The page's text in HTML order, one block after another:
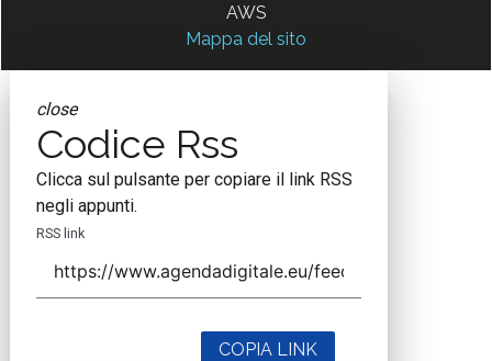
AWS
Mappa del sito
close
Codice Rss
Clicca sul pulsante per copiare il link RSS
negli appunti.
RSS link
COPIA LINK